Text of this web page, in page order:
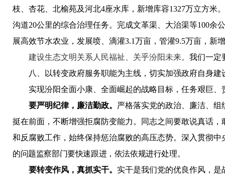
枝、杏花、北榆苑及河北4座水库，新增库容1327万立方米。
沟道20公里的综合治理任务。完成文革渠、大治渠等100余
展高效节水农业，发展喷、滴灌3.1万亩，管灌9.5万亩，新
建设生态文明关系人民福祉、关乎汾阳未来。 我们一定
八、以转变政府服务职能为主线，切实加强政府自身建
实现汾阳全面小康、全面崛起的战略目标，任务艰巨
要严明纪律，廉洁勤政。 严格落实党的政治、廉洁、
挺在前面 ，不断增强拒腐防变能力。同志之间要敢说真话
和反腐败工作，始终保持惩治腐败的高压态势。深入贯彻中
的问题监察部门要快速跟进，依法依规进行处理。
要转变作风，真抓实干。 实干是我们党的优良作风，